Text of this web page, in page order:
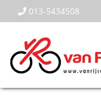
013-5434508